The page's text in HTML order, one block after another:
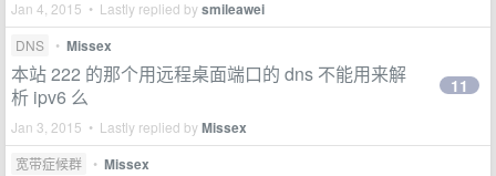
Jan 4, 2015 • Lastly replied bysmileawei
DNS • Missex
本站 222 的那个用远程桌面端口的 dns 不能用来解
析 ipv6 么
Jan 3, 2015 • Lastly replied byMissex
11
宽带症候群 • Missex